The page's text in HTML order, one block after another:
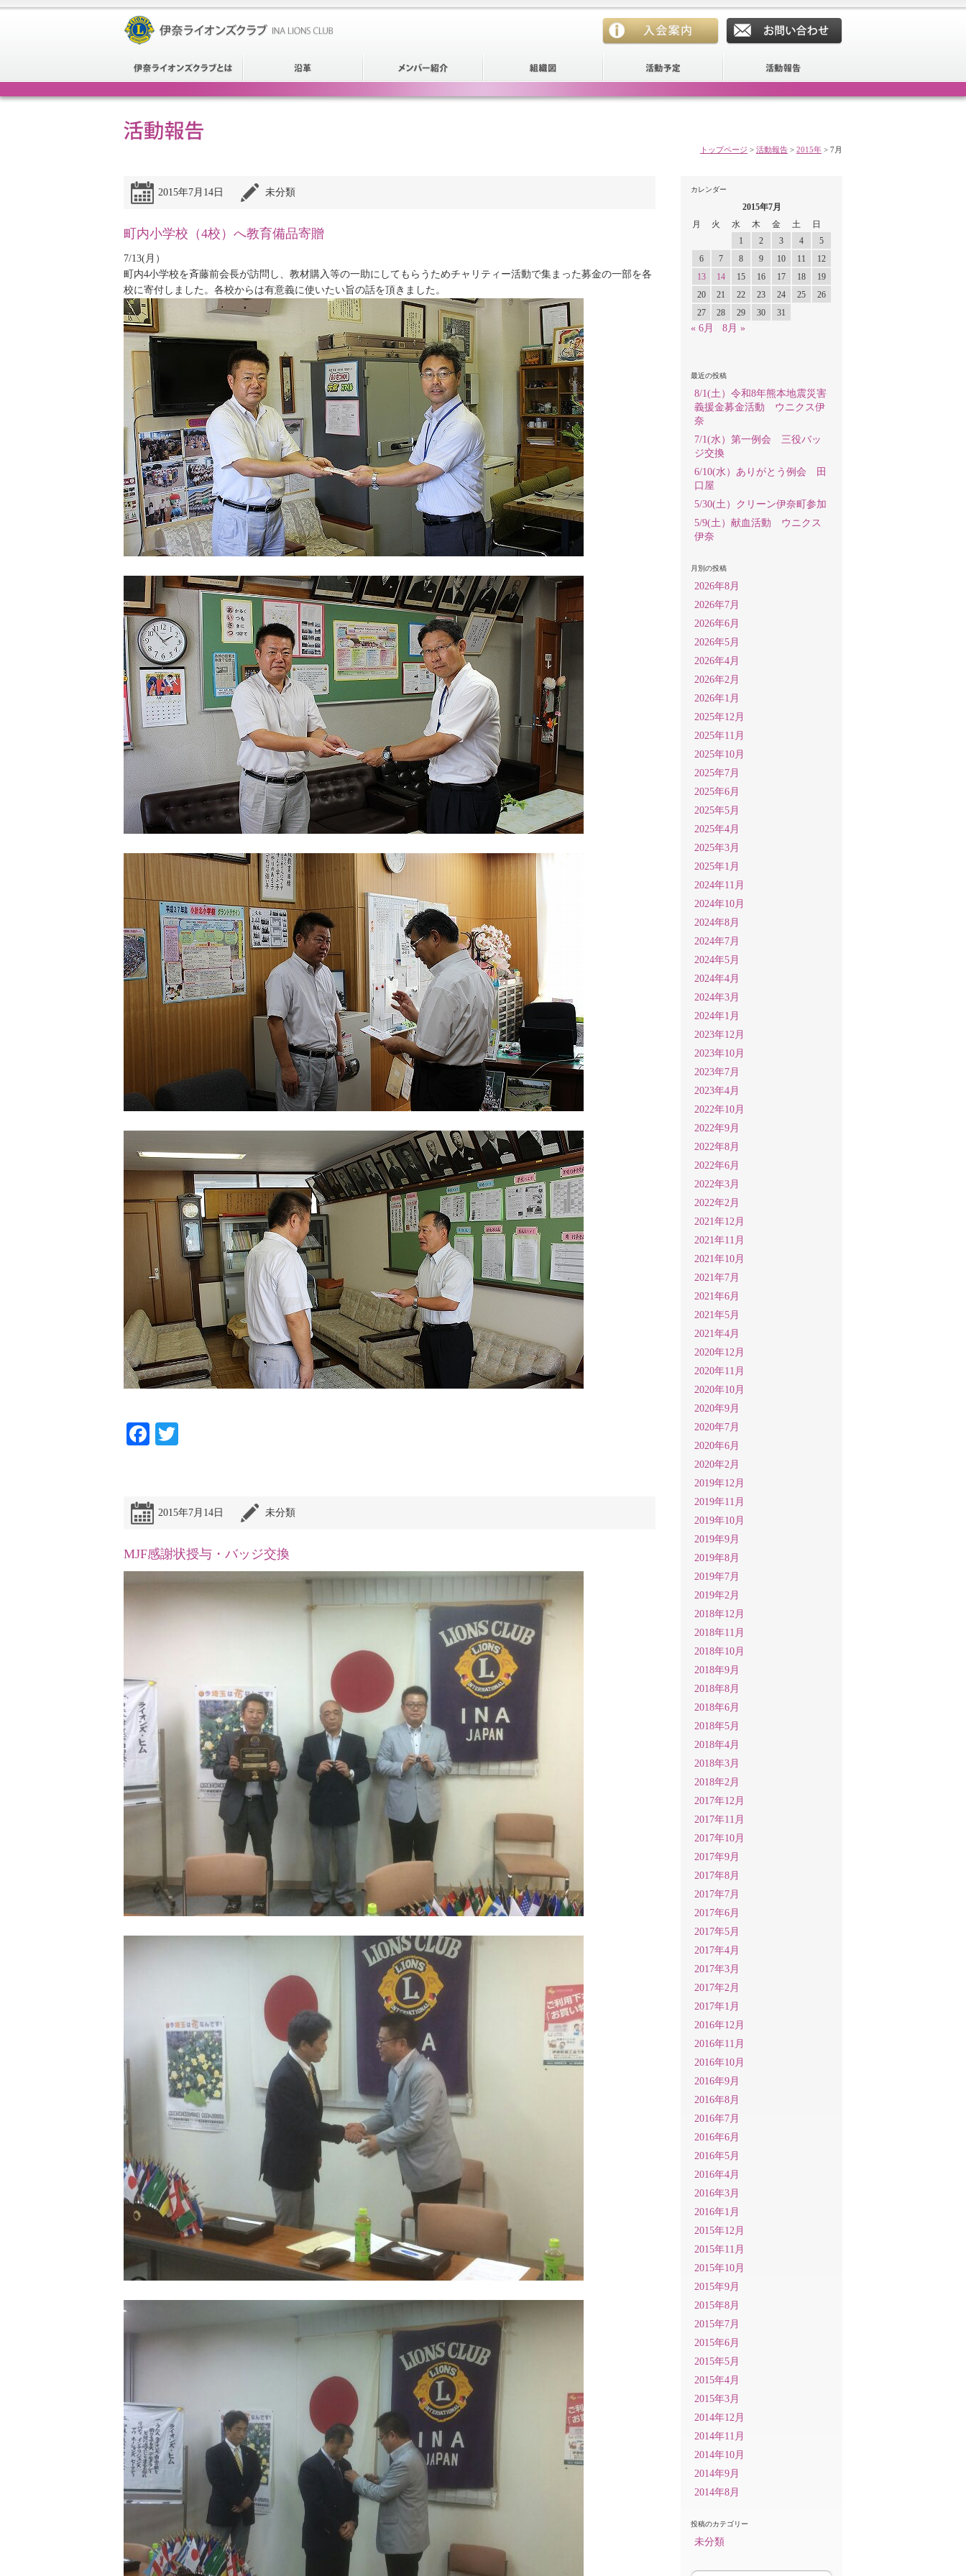
トップページ > 活動報告 > 2015年 > 7月
2015年7月14日 未分類
町内小学校（4校）へ教育備品寄贈
7/13(月）
町内4小学校を斉藤前会長が訪問し、教材購入等の一助にしてもらうためチャリティー活動で集まった募金の一部を各
校に寄付しました。各校からは有意義に使いたい旨の話を頂きました。
Facebook
2015年7月14日 未分類
MJF感謝状授与・バッジ交換
カレンダー
2015年7月
月
火 水 木 金 土
日
1
2 3 4
5
6
7 8 9 10 11
12
13
14 15 16 17 18
19
20
21 22 23 24 25
26
27
28 29 30 31
« 6月 8月 »
最近の投稿
8/1(土）令和8年熊本地震災害
義援金募金活動 ウニクス伊
奈
7/1(水）第一例会 三役バッ
ジ交換
6/10(水）ありがとう例会 田
口屋
5/30(土）クリーン伊奈町参加
5/9(土）献血活動 ウニクス
伊奈
月別の投稿
2026年8月
2026年7月
2026年6月
2026年5月
2026年4月
2026年2月
2026年1月
2025年12月
2025年11月
2025年10月
2025年7月
2025年6月
2025年5月
2025年4月
2025年3月
2025年1月
2024年11月
2024年10月
2024年8月
2024年7月
2024年5月
2024年4月
2024年3月
2024年1月
2023年12月
2023年10月
2023年7月
2023年4月
2022年10月
2022年9月
2022年8月
2022年6月
2022年3月
2022年2月
2021年12月
2021年11月
2021年10月
2021年7月
2021年6月
2021年5月
2021年4月
2020年12月
2020年11月
2020年10月
2020年9月
2020年7月
2020年6月
2020年2月
2019年12月
2019年11月
2019年10月
2019年9月
2019年8月
2019年7月
2019年2月
2018年12月
2018年11月
2018年10月
2018年9月
2018年8月
2018年6月
2018年5月
2018年4月
2018年3月
2018年2月
2017年12月
2017年11月
2017年10月
2017年9月
2017年8月
2017年7月
2017年6月
2017年5月
2017年4月
2017年3月
2017年2月
2017年1月
2016年12月
2016年11月
2016年10月
2016年9月
2016年8月
2016年7月
2016年6月
2016年5月
2016年4月
2016年3月
2016年1月
2015年12月
2015年11月
2015年10月
2015年9月
2015年8月
2015年7月
2015年6月
2015年5月
2015年4月
2015年3月
2014年12月
2014年11月
2014年10月
2014年9月
2014年8月
投稿のカテゴリー
未分類